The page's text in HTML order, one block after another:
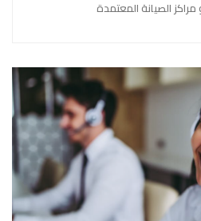
الصيانة المعتمدة